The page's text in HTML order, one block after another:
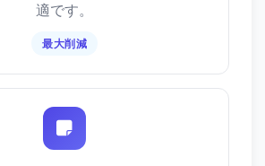
適です。
最大削減